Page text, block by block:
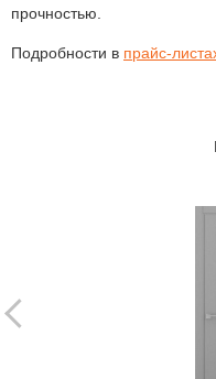
прочностью.
Подробности в прайс-